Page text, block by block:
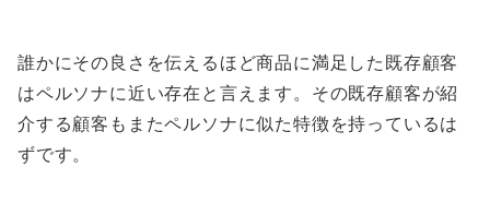
誰かにその良さを伝えるほど商品に満足した既存顧客
はペルソナに近い存在と言えます。その既存顧客が紹
介する顧客もまたペルソナに似た特徴を持っているは
ずです。